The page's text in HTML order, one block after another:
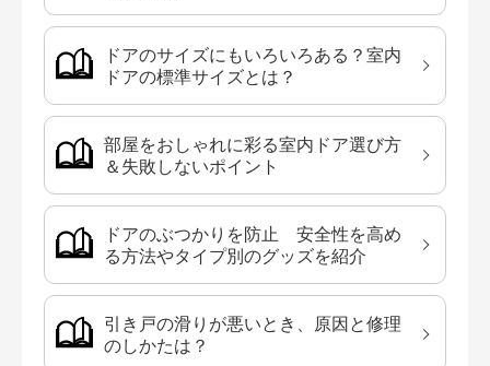
ドアのサイズにもいろいろある？室内
ドアの標準サイズとは？
部屋をおしゃれに彩る室内ドア選び方
＆失敗しないポイント
ドアのぶつかりを防止 安全性を高め
る方法やタイプ別のグッズを紹介
引き戸の滑りが悪いとき、原因と修理
のしかたは？